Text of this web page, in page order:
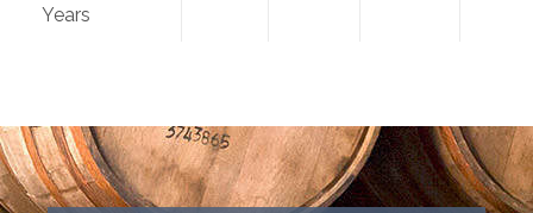
Years